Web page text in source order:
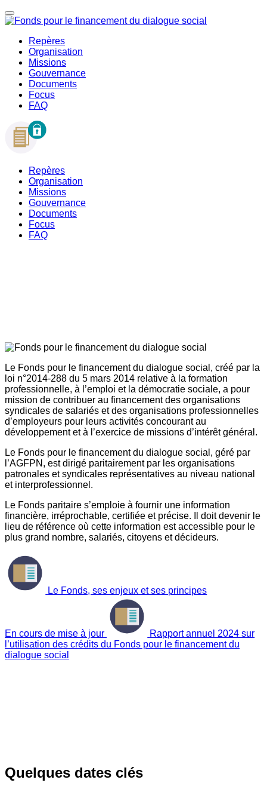
Repères
Organisation
Missions
Gouvernance
Documents
Focus
FAQ
Repères
Organisation
Missions
Gouvernance
Documents
Focus
FAQ
Le Fonds pour le financement du dialogue social, créé par la
loi n°2014-288 du 5 mars 2014 relative à la formation
professionnelle, à l’emploi et la démocratie sociale, a pour
mission de contribuer au financement des organisations
syndicales de salariés et des organisations professionnelles
d’employeurs pour leurs activités concourant au
développement et à l’exercice de missions d’intérêt général.
Le Fonds pour le financement du dialogue social, géré par
l’AGFPN, est dirigé paritairement par les organisations
patronales et syndicales représentatives au niveau national
et interprofessionnel.
Le Fonds paritaire s’emploie à fournir une information
financière, irréprochable, certifiée et précise. Il doit devenir le
lieu de référence où cette information est accessible pour le
plus grand nombre, salariés, citoyens et décideurs.
Le Fonds, ses enjeux et ses principes
En cours de mise à jour
Rapport annuel 2024 sur
l’utilisation des crédits du Fonds pour le financement du
dialogue social
Quelques dates clés